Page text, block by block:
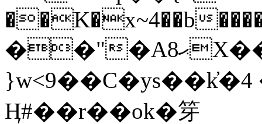
��K�x~4��b
��"�Aޙ8X��M��K�D
}w<9��C�ys��k҆�޼� :���4�� 4�E0���oӮ�
Ӊ#��r��ok�笌